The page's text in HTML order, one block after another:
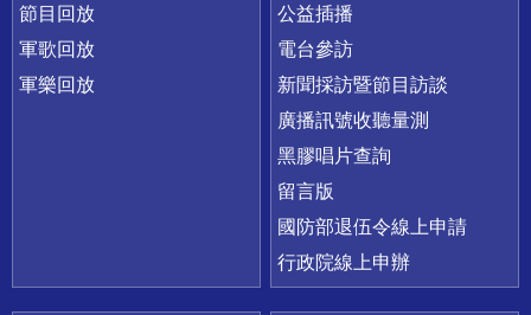
節目回放
軍歌回放
軍樂回放
公益插播
電台參訪
新聞採訪暨節目訪談
廣播訊號收聽量測
黑膠唱片查詢
留言版
國防部退伍令線上申請
行政院線上申辦